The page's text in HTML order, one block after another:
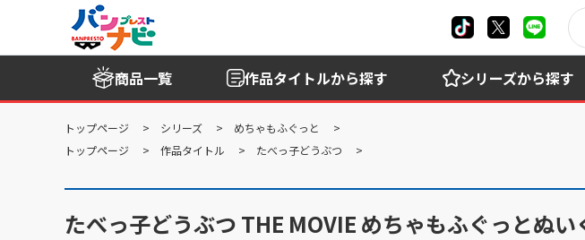
商品一覧 作品タイトルから探す シリーズから探す
トップページ シリーズ
めちゃもふぐっと
トップページ
作品タイトル たべっ子どうぶつ
たべっ子どうぶつ THE MOVIE めちゃもふぐっとぬ